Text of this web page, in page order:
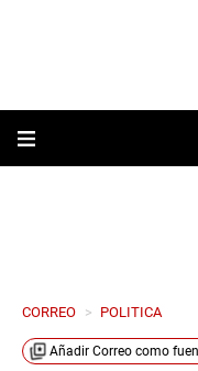
CORREO > POLITICA
Añadir Correo como